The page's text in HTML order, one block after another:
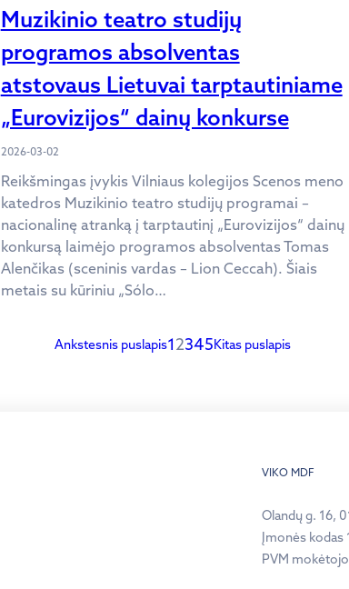
Muzikinio teatro studijų
programos absolventas
atstovaus Lietuvai tarptautiniame
„Eurovizijos“ dainų konkurse
2026-03-02
Reikšmingas įvykis Vilniaus kolegijos Scenos meno
katedros Muzikinio teatro studijų programai –
nacionalinę atranką į tarptautinį „Eurovizijos“ dainų
konkursą laimėjo programos absolventas Tomas
Alenčikas (sceninis vardas – Lion Ceccah). Šiais
metais su kūriniu „Sólo…
Ankstesnis puslapis12345Kitas puslapis
VIKO MDF
Olandų g. 16,
Įmonės kodas
PVM